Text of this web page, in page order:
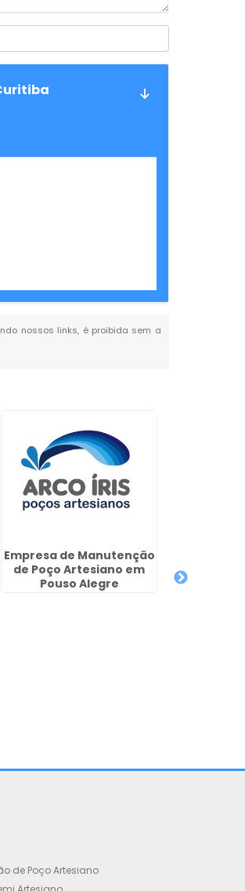
nossos links, é proibida sem a
Empresa de Manutenção
de Poço Artesiano em
Pouso Alegre
de Poço Artesiano